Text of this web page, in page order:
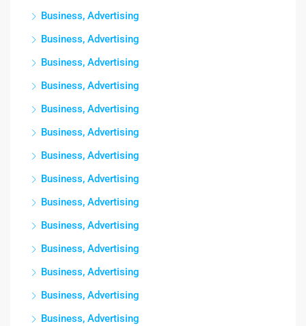
Business, Advertising
Business, Advertising
Business, Advertising
Business, Advertising
Business, Advertising
Business, Advertising
Business, Advertising
Business, Advertising
Business, Advertising
Business, Advertising
Business, Advertising
Business, Advertising
Business, Advertising
Business, Advertising